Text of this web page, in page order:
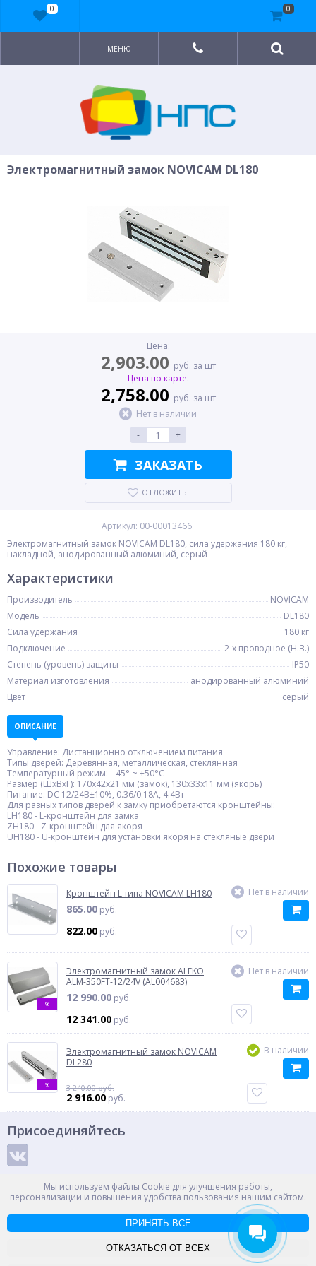
МЕНЮ
Электромагнитный замок NOVICAM DL180
Цена:
2,903.00 руб. за шт
Цена по карте:
2,758.00 руб. за шт
Нет в наличии
-
+
ЗАКАЗАТЬ
ОТЛОЖИТЬ
Артикул: 00-00013466
Электромагнитный замок NOVICAM DL180, сила удержания 180 кг,
накладной, анодированный алюминий, серый
Характеристики
Производитель
NOVICAM
Модель
DL180
Сила удержания
180 кг
Подключение
2-х проводное (Н.З.)
Степень (уровень) защиты
IP50
Материал изготовления
анодированный алюминий
Цвет
серый
ОПИСАНИЕ
Управление: Дистанционно отключением питания
Типы дверей: Деревянная, металлическая, стеклянная
Температурный режим: --45° ~ +50°С
Размер (ШxВxГ): 170x42x21 мм (замок), 130x33x11 мм (якорь)
Питание: DC 12/24В±10%, 0.36/0.18А, 4.4Вт
Для разных типов дверей к замку приобретаются кронштейны:
LH180 - L-кронштейн для замка
ZH180 - Z-кронштейн для якоря
UH180 - U-кронштейн для установки якоря на стекляные двери
Похожие товары
Кронштейн L типа NOVICAM LH180
865.00 руб.
822.00 руб.
Нет в наличии
%
Электромагнитный замок ALEKO
ALM-350FT-12/24V (AL004683)
12 990.00 руб.
12 341.00 руб.
Нет в наличии
%
Электромагнитный замок NOVICAM
DL280
3 240.00 руб.
2 916.00 руб.
В наличии
Мы используем файлы Cookie для улучшения работы,
персонализации и повышения удобства пользования нашим сайтом.
ПРИНЯТЬ ВСЕ
ОТКАЗАТЬСЯ ОТ ВСЕХ
Присоединяйтесь
Способы оплаты
Россия, Великий Новгород, пр. Александра Корсунова 14А
0 0